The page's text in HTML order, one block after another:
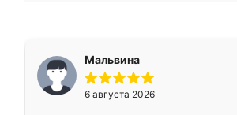
Мальвина
6 августа 2026